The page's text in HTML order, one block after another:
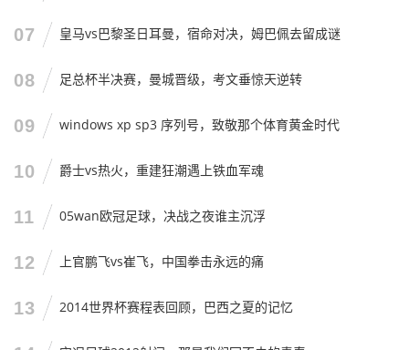
体育也是一样，它不该有性别禁区。
我记得有个生活实例特别打动我,有个网友发帖说，他带女儿
去踢球，女儿以前总是怕被男孩子嘲笑，不敢对抗，但在看
了弗拉帕尔的执法后，小姑娘说：“爸爸，如果那个阿姨能在
看到这个故事我真的很感动,这就是体育的魅力，这就是打破
偏见的意义，它不仅仅是输赢，更是关于勇气、关于平等、
关于可能性。
我的看法：尊重无关性别，只关乎专业
说了这么多,我想最后总结一下我的个人观点。
07 皇马vs巴黎圣日耳曼，宿命对决，姆巴佩去留成谜
08 足总杯半决赛，曼城晋级，考文垂惊天逆转
09 windows xp sp3 序列号，致敬那个体育黄金时代
10 爵士vs热火，重建狂潮遇上铁血军魂
11 05wan欧冠足球，决战之夜谁主沉浮
12 上官鹏飞vs崔飞，中国拳击永远的痛
13 2014世界杯赛程表回顾，巴西之夏的记忆